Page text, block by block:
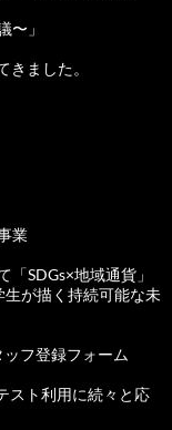
〜」
ました。
業
「SDGs×地域通貨」
が描く持続可能な未
フ登録フォーム
スト利用に続々と応